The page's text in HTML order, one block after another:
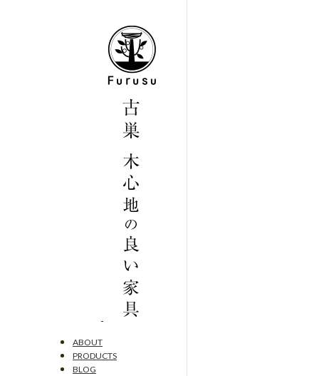
ABOUT
PRODUCTS
BLOG